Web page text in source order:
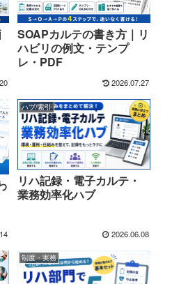
SOAPカルテの書き方｜リ
ハビリの例文・テンプ
レ・PDF
2026.07.27
ハブ/索引
リハ記録・電子カルテ・
業務効率化ハブ
2026.06.08
制度・実務